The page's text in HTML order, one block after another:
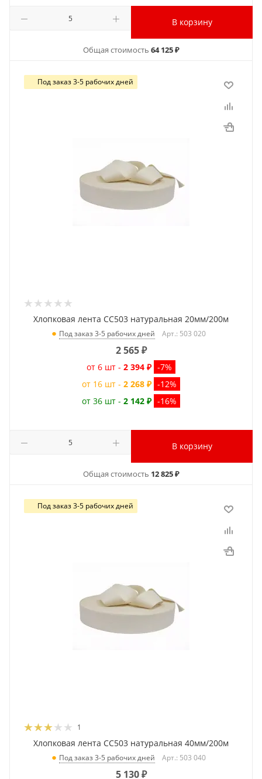
В корзину
Общая стоимость 64 125 ₽
Под заказ 3-5 рабочих дней
Хлопковая лента CC503 натуральная 20мм/200м
Под заказ 3-5 рабочих дней Арт.: 503 020
2 565₽
от 6 шт - 2 394 ₽ -7%
от 16 шт - 2 268 ₽ -12%
от 36 шт - 2 142 ₽ -16%
В корзину
Общая стоимость 12 825 ₽
Под заказ 3-5 рабочих дней
1
Хлопковая лента CC503 натуральная 40мм/200м
Под заказ 3-5 рабочих дней Арт.: 503 040
5 130₽